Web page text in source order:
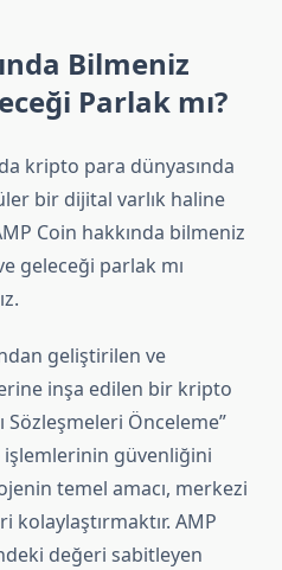
Bilmeniz
Parlak mı?
kripto para dünyasında
bir dijital varlık haline
Coin hakkında bilmeniz
geleceği parlak mı
geliştirilen ve
inşa edilen bir kripto
Sözleşmeleri Önceleme”
işlemlerinin güvenliğini
temel amacı, merkezi
kolaylaştırmaktır. AMP
değeri sabitleyen